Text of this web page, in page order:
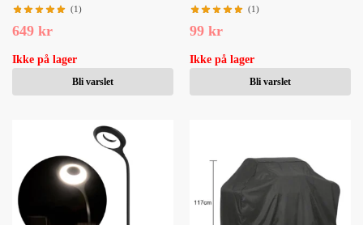
(1)
649 kr
Ikke på lager
Bli varslet
(1)
99 kr
Ikke på lager
Bli varslet